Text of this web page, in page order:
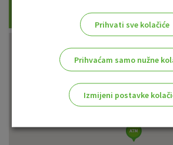
Prihvati sve kolačiće
Prihvaćam samo nužne
Izmijeni postavke